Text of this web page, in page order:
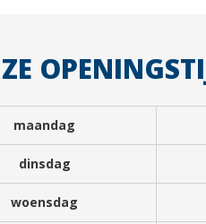
maandag
dinsdag
woensdag